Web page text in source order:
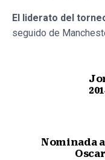
El liderato del
seguido de
Nominada